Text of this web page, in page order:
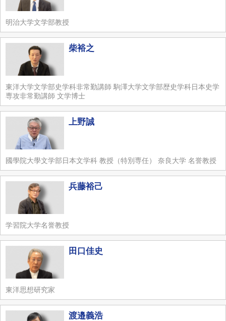
明治大学文学部教授
柴裕之
東洋大学文学部史学科非常勤講師 駒澤大学文学部歴史学科日本史学
専攻非常勤講師 文学博士
上野誠
國學院大學文学部日本文学科 教授（特別専任） 奈良大学 名誉教授
兵藤裕己
学習院大学名誉教授
田口佳史
東洋思想研究家
渡邉義浩